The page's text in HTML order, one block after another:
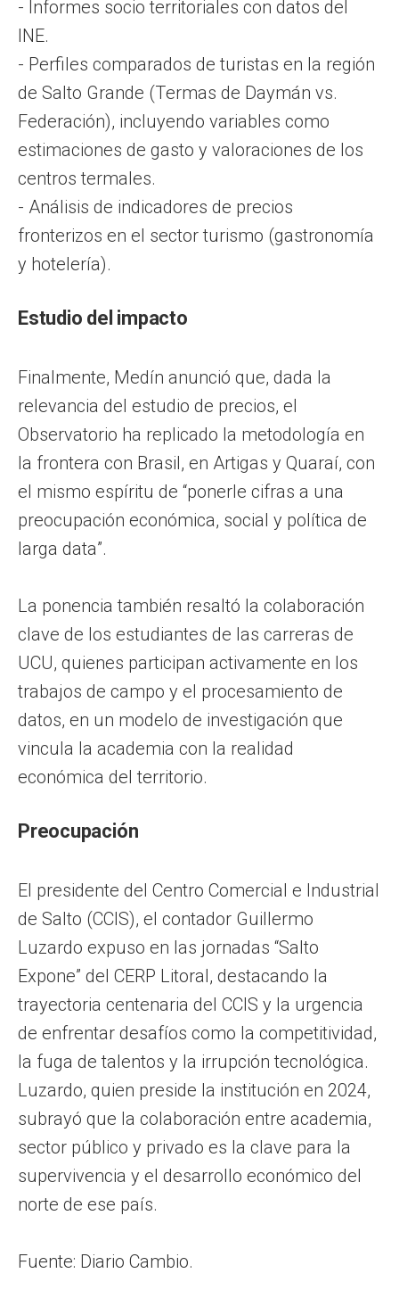
- Informes socio territoriales con datos del
INE.
- Perfiles comparados de turistas en la región
de Salto Grande (Termas de Daymán vs.
Federación), incluyendo variables como
estimaciones de gasto y valoraciones de los
centros termales.
- Análisis de indicadores de precios
fronterizos en el sector turismo (gastronomía
y hotelería).
Estudio del impacto
Finalmente, Medín anunció que, dada la
relevancia del estudio de precios, el
Observatorio ha replicado la metodología en
la frontera con Brasil, en Artigas y Quaraí, con
el mismo espíritu de “ponerle cifras a una
preocupación económica, social y política de
larga data”.
La ponencia también resaltó la colaboración
clave de los estudiantes de las carreras de
UCU, quienes participan activamente en los
trabajos de campo y el procesamiento de
datos, en un modelo de investigación que
vincula la academia con la realidad
económica del territorio.
Preocupación
El presidente del Centro Comercial e Industrial
de Salto (CCIS), el contador Guillermo
Luzardo expuso en las jornadas “Salto
Expone” del CERP Litoral, destacando la
trayectoria centenaria del CCIS y la urgencia
de enfrentar desafíos como la competitividad,
la fuga de talentos y la irrupción tecnológica.
Luzardo, quien preside la institución en 2024,
subrayó que la colaboración entre academia,
sector público y privado es la clave para la
supervivencia y el desarrollo económico del
norte de ese país.
Fuente: Diario Cambio.